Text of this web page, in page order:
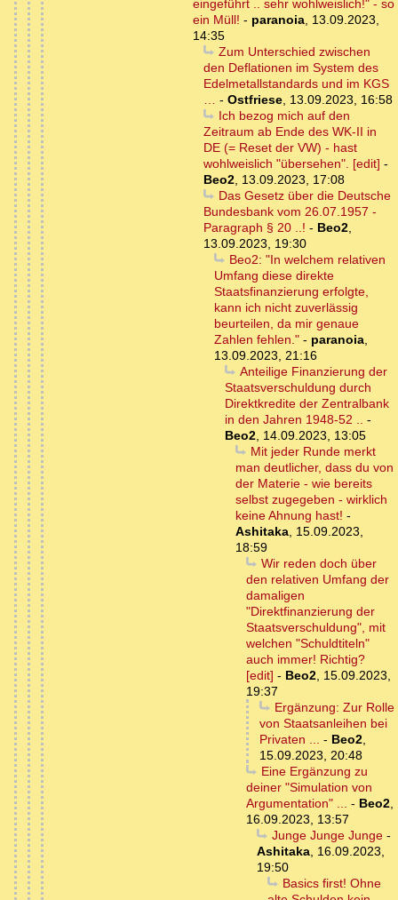
eingeführt .. sehr wohlweislich!" - so
ein Müll! - paranoia, 13.09.2023,
14:35
Zum Unterschied zwischen
den Deflationen im System des
Edelmetallstandards und im KGS
… - Ostfriese, 13.09.2023, 16:58
Ich bezog mich auf den
Zeitraum ab Ende des WK-II in
DE (= Reset der VW) - hast
wohlweislich "übersehen". [edit] -
Beo2, 13.09.2023, 17:08
Das Gesetz über die Deutsche
Bundesbank vom 26.07.1957 -
Paragraph § 20 ..! - Beo2,
13.09.2023, 19:30
Beo2: "In welchem relativen
Umfang diese direkte
Staatsfinanzierung erfolgte,
kann ich nicht zuverlässig
beurteilen, da mir genaue
Zahlen fehlen." - paranoia,
13.09.2023, 21:16
Anteilige Finanzierung der
Staatsverschuldung durch
Direktkredite der Zentralbank
in den Jahren 1948-52 .. -
Beo2, 14.09.2023, 13:05
Mit jeder Runde merkt
man deutlicher, dass du von
der Materie - wie bereits
selbst zugegeben - wirklich
keine Ahnung hast! -
Ashitaka, 15.09.2023,
18:59
Wir reden doch über
den relativen Umfang der
damaligen
"Direktfinanzierung der
Staatsverschuldung", mit
welchen "Schuldtiteln"
auch immer! Richtig?
[edit] - Beo2, 15.09.2023,
19:37
Ergänzung: Zur Rolle
von Staatsanleihen bei
Privaten ... - Beo2,
15.09.2023, 20:48
Eine Ergänzung zu
deiner "Simulation von
Argumentation" ... - Beo2,
16.09.2023, 13:57
Junge Junge Junge-
Ashitaka, 16.09.2023,
19:50
Basics first! Ohne